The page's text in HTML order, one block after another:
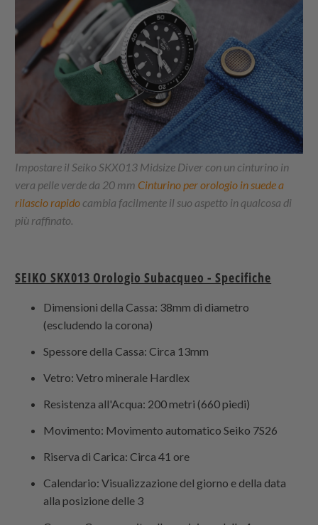
Impostare il Seiko SKX013 Midsize Diver con un cinturino in
vera pelle verde da 20 mm Cinturino per orologio in suede a
rilascio rapido cambia facilmente il suo aspetto in qualcosa di
più raffinato.
SEIKO SKX013 Orologio Subacqueo - Specifiche
Dimensioni della Cassa: 38mm di diametro
(escludendo la corona)
Spessore della Cassa: Circa 13mm
Vetro: Vetro minerale Hardlex
Resistenza all'Acqua: 200 metri (660 piedi)
Movimento: Movimento automatico Seiko 7S26
Riserva di Carica: Circa 41 ore
Calendario: Visualizzazione del giorno e della data
alla posizione delle 3